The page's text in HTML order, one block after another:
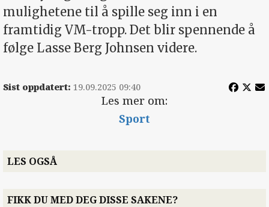
mulighetene til å spille seg inn i en
framtidig VM-tropp. Det blir spennende å
følge Lasse Berg Johnsen videre.
Sist oppdatert: 19.09.2025 09:40
Les mer om:
Sport
LES OGSÅ
FIKK DU MED DEG DISSE SAKENE?